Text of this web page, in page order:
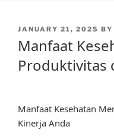
POSTED
JANUARY 21, 2025 BY
Manfaat
Produktivitas
Manfaat Kesehatan
Kinerja Anda